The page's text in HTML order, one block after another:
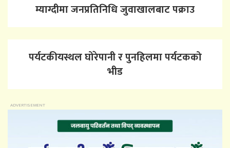
म्याग्दीमा जनप्रतिनिधि जुवाखालबाट पक्राउ
पर्यटकीयस्थल घोरेपानी र पुनहिलमा पर्यटकको
भीड